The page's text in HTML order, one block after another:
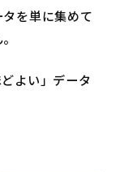
を単に集めて
よい」データ